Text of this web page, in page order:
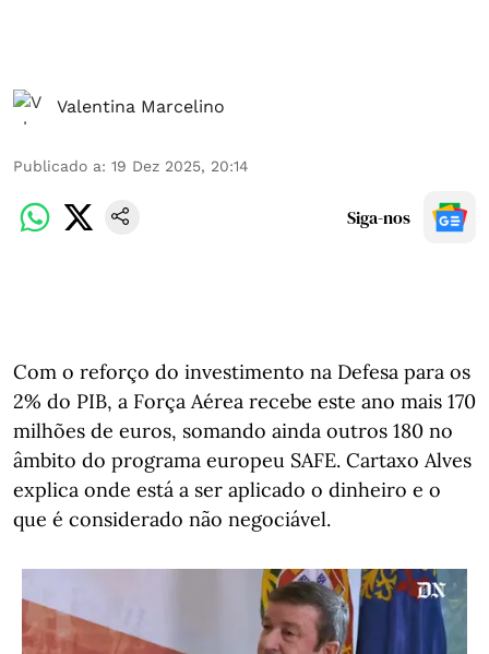
Valentina Marcelino
Publicado a: 19 Dez 2025, 20:14
Siga-nos
Com o reforço do investimento na Defesa para os
2% do PIB, a Força Aérea recebe este ano mais 170
milhões de euros, somando ainda outros 180 no
âmbito do programa europeu SAFE. Cartaxo Alves
explica onde está a ser aplicado o dinheiro e o
que é considerado não negociável.